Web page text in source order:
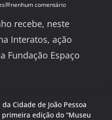
nenhum comentário
recebe, neste
Interatos, ação
Fundação Espaço
Cidade de João Pessoa
primeira edição do “Museu